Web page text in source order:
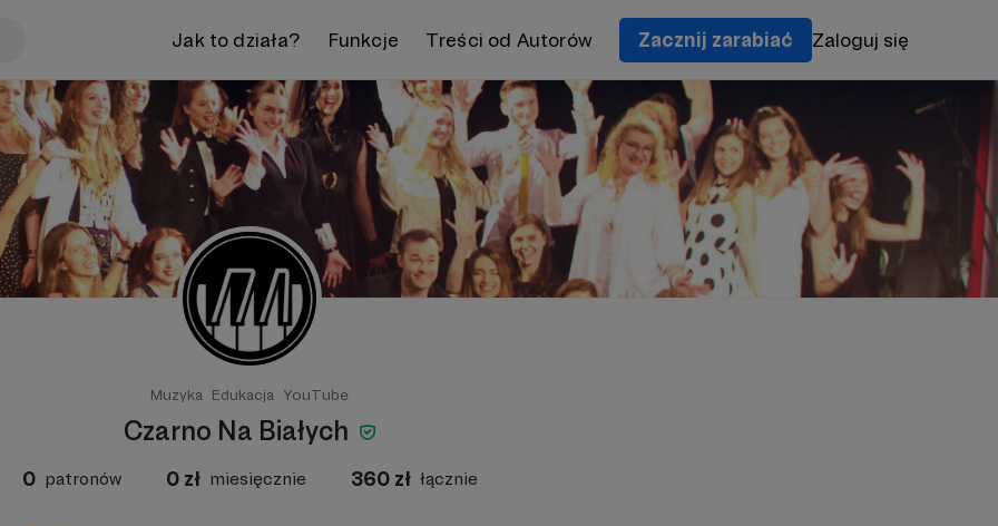
Jak to działa? Funkcje Treści od Autorów Zacznij zarabiać Zaloguj się
Muzyka Edukacja YouTube
Czarno Na Białych
0 patronów 0 zł miesięcznie 360 zł łącznie